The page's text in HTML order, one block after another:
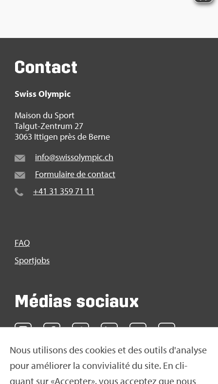
Nous uti­li­sons des cookies et des outils d'ana­lyse
pour amé­lio­rer la convi­via­lité du site. En cli­
quant sur «Accep­ter», vous accep­tez que nous
Contact
Swiss Olym­pic
Mai­son du Sport
Tal­gut-Zen­trum 27
3063 Itti­gen près de Berne
info@​swi​ssol​ympi​c.​ch
For­mu­laire de contact
+41 31 359 71 11
FAQ
Sport­jobs
Médias sociaux